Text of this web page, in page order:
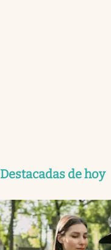
Destacadas de hoy